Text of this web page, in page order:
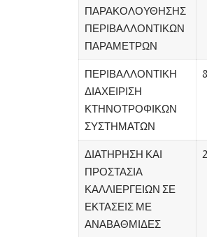
ΠΑΡΑΚΟΛΟΥΘΗΣΗΣ
ΠΕΡΙΒΑΛΛΟΝΤΙΚΩΝ
ΠΑΡΑΜΕΤΡΩΝ
ΠΕΡΙΒΑΛΛΟΝΤΙΚΗ
ΔΙΑΧΕΙΡΙΣΗ
ΚΤΗΝΟΤΡΟΦΙΚΩΝ
ΣΥΣΤΗΜΑΤΩΝ
ΔΙΑΤΗΡΗΣΗ ΚΑΙ
ΠΡΟΣΤΑΣΙΑ
ΚΑΛΛΙΕΡΓΕΙΩΝ ΣΕ
ΕΚΤΑΣΕΙΣ ΜΕ
ΑΝΑΒΑΘΜΙΔΕΣ